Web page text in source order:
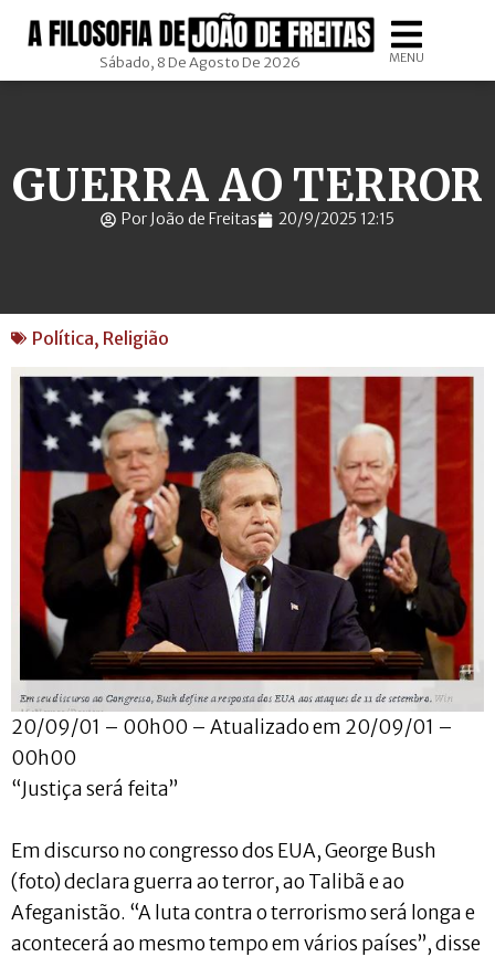
Sábado, 8 De Agosto De 2026 MENU
GUERRA AO TERROR
Por João de Freitas 20/9/2025 12:15
Política, Religião
20/09/01 – 00h00 – Atualizado em 20/09/01 –
00h00
“Justiça será feita”
Em discurso no congresso dos EUA, George Bush
(foto) declara guerra ao terror, ao Talibã e ao
Afeganistão. “A luta contra o terrorismo será longa e
acontecerá ao mesmo tempo em vários países”, disse